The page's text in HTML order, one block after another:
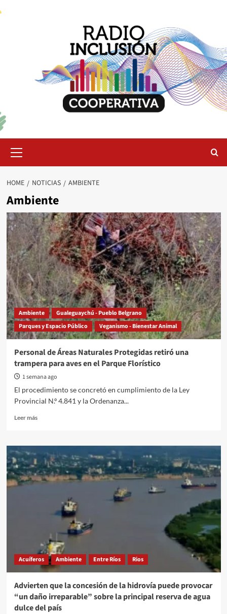
Menu
HOME NOTICIAS AMBIENTE
Ambiente
Ambiente
Gualeguaychú - Pueblo Belgrano
Parques y Espacio Público
Veganismo - Bienestar Animal
Personal de Áreas Naturales Protegidas retiró una
trampera para aves en el Parque Florístico
1 semana ago
El procedimiento se concretó en cumplimiento de la Ley
Provincial N.º 4.841 y la Ordenanza...
Leer másRead
Personal
de
Áreas
Naturales
Protegidas
trampera
en
el
Parque
Florístico
Acuíferos Ambiente Entre Ríos Rios
Advierten que la concesión de la hidrovía puede provocar
“un daño irreparable” sobre la principal reserva de agua
dulce del país